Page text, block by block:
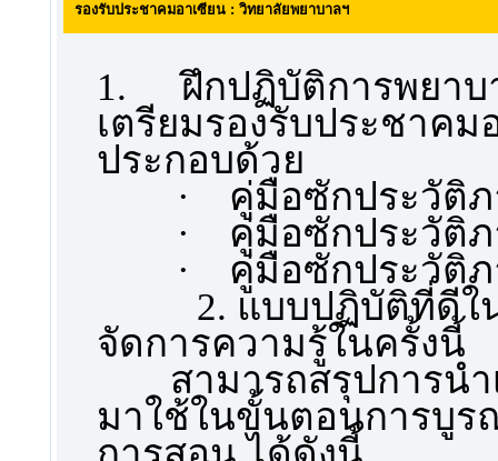
รองรับประชาคมอาเซียน : วิทยาลัยพยาบาลฯ
1. ฝึกปฏิบัติการพยาบ
เตรียมรองรับประชาค
ประกอบด้วย
·
คู่มือซักประวัติ
·
คู่มือซักประวัติ
·
คู่มือซักประวัติ
2. แบบปฏิบัติที่ดีใน
จัดการความรู้ในครั้งนี้
สามารถสรุปการน
มาใช้ในขั้นตอนการบูร